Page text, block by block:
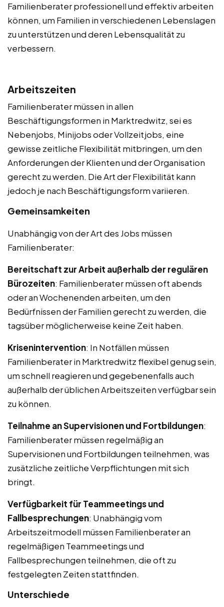
Familienberater professionell und effektiv arbeiten
können, um Familien in verschiedenen Lebenslagen
zu unterstützen und deren Lebensqualität zu
verbessern.
Arbeitszeiten
Familienberater müssen in allen
Beschäftigungsformen in Marktredwitz, sei es
Nebenjobs, Minijobs oder Vollzeitjobs, eine
gewisse zeitliche Flexibilität mitbringen, um den
Anforderungen der Klienten und der Organisation
gerecht zu werden. Die Art der Flexibilität kann
jedoch je nach Beschäftigungsform variieren.
Gemeinsamkeiten
Unabhängig von der Art des Jobs müssen
Familienberater:
Bereitschaft zur Arbeit außerhalb der regulären
Bürozeiten: Familienberater müssen oft abends
oder an Wochenenden arbeiten, um den
Bedürfnissen der Familien gerecht zu werden, die
tagsüber möglicherweise keine Zeit haben.
Krisenintervention: In Notfällen müssen
Familienberater in Marktredwitz flexibel genug sein,
um schnell reagieren und gegebenenfalls auch
außerhalb der üblichen Arbeitszeiten verfügbar sein
zu können.
Teilnahme an Supervisionen und Fortbildungen:
Familienberater müssen regelmäßig an
Supervisionen und Fortbildungen teilnehmen, was
zusätzliche zeitliche Verpflichtungen mit sich
bringt.
Verfügbarkeit für Teammeetings und
Fallbesprechungen: Unabhängig vom
Arbeitszeitmodell müssen Familienberater an
regelmäßigen Teammeetings und
Fallbesprechungen teilnehmen, die oft zu
festgelegten Zeiten stattfinden.
Unterschiede